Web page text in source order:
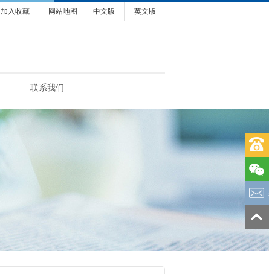
英文版
中文版
网站地图
加入收藏
联系我们